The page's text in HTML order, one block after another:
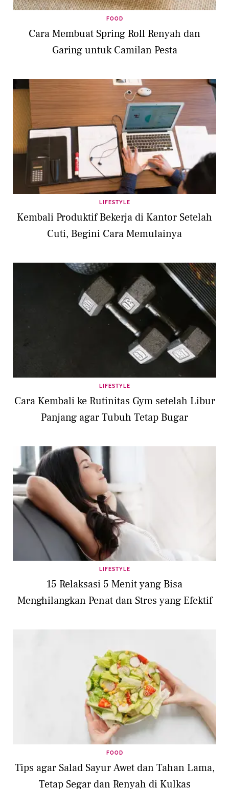
FOOD
Cara Membuat Spring Roll Renyah dan
Garing untuk Camilan Pesta
LIFESTYLE
Kembali Produktif Bekerja di Kantor Setelah
Cuti, Begini Cara Memulainya
LIFESTYLE
Cara Kembali ke Rutinitas Gym setelah Libur
Panjang agar Tubuh Tetap Bugar
LIFESTYLE
15 Relaksasi 5 Menit yang Bisa
Menghilangkan Penat dan Stres yang Efektif
FOOD
Tips agar Salad Sayur Awet dan Tahan Lama,
Tetap Segar dan Renyah di Kulkas